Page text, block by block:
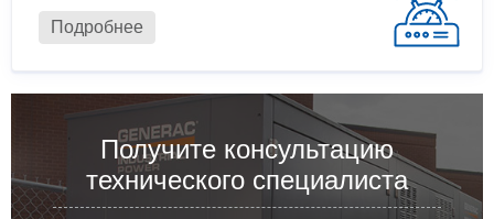
Подробнее
Получите консультацию
технического специалиста